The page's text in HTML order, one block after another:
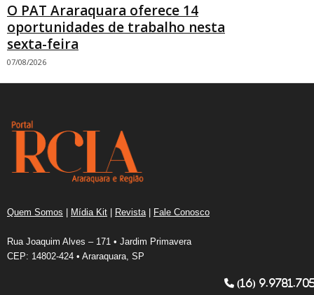
O PAT Araraquara oferece 14
oportunidades de trabalho nesta
sexta-feira
07/08/2026
Quem Somos Mídia Kit Revista| Fale Conosco
Rua Joaquim Alves – 171 • Jardim Primavera
CEP: 14802-424 • Araraquara, SP
(16)